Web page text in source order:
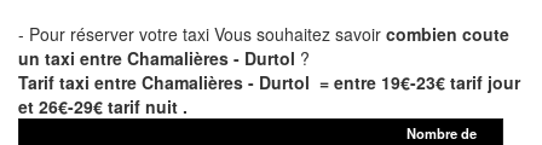
- Pour réserver votre taxi Vous souhaitez savoir combien coute
un taxi entre Chamalières - Durtol ?
Tarif taxi entre Chamalières - Durtol = entre 19€-23€ tarif jour
et 26€-29€ tarif nuit .
Nombre de